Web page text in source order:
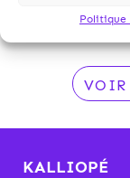
Politique
VOIR
KALLIOPÉ